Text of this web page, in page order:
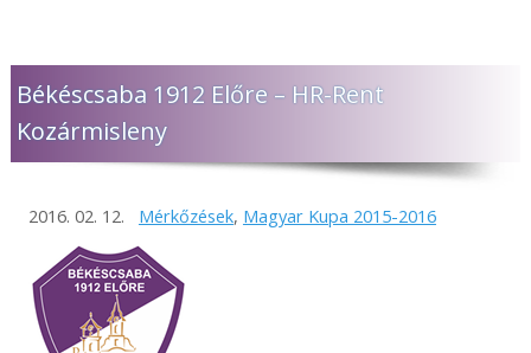
Békéscsaba 1912 Előre – HR-Rent
Kozármisleny
2016. 02. 12. Mérkőzések, Magyar Kupa 2015-2016